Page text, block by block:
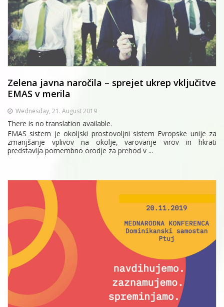
Zelena javna naročila – sprejet ukrep vključitve
EMAS v merila
Wednesday, 21. August 2019
There is no translation available.
EMAS sistem je okoljski prostovoljni sistem Evropske unije za
zmanjšanje vplivov na okolje, varovanje virov in hkrati
predstavlja pomembno orodje za prehod v ...